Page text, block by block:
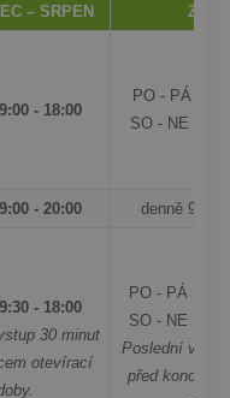
– SRPEN ZÁŘÍ
- 18:00
PO - PÁ 9:30
SO - NE
- 20:00 denně 9:30
- 18:00
30 minut
otevírací
PO - PÁ
SO - NE
Poslední vstup
před koncem